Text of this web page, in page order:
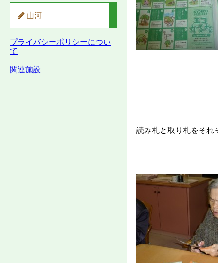
読み札と取り札をそれ
山河
プライバシーポリシーについ
て
関連施設